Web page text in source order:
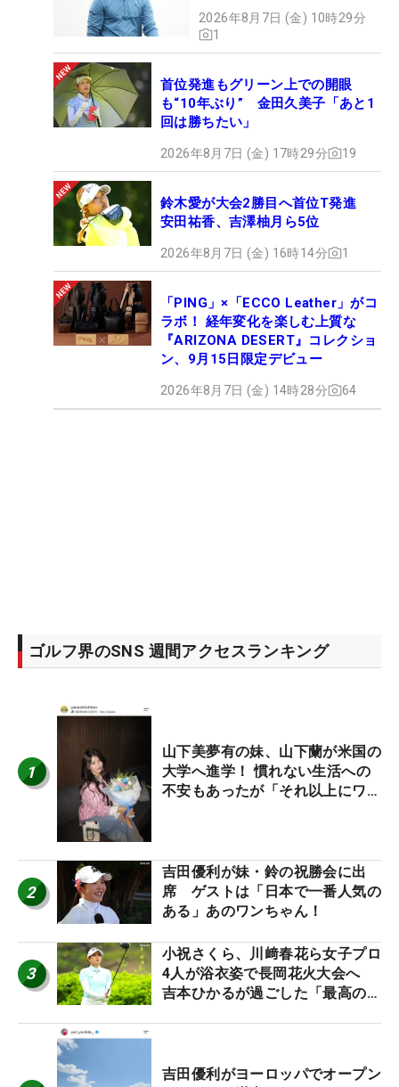
2026年8月7日 (金) 10時29分
1
首位発進もグリーン上での開眼
も“10年ぶり” 金田久美子「あと1
回は勝ちたい」
2026年8月7日 (金) 17時29分 19
鈴木愛が大会2勝目へ首位T発進
安田祐香、吉澤柚月ら5位
2026年8月7日 (金) 16時14分 1
「PING」×「ECCO Leather」がコ
ラボ！ 経年変化を楽しむ上質な
『ARIZONA DESERT』コレクショ
ン、9月15日限定デビュー
2026年8月7日 (金) 14時28分 64
ゴルフ界のSNS 週間アクセスランキング
1
山下美夢有の妹、山下蘭が米国の
大学へ進学！ 慣れない生活への
不安もあったが「それ以上にワク
2
吉田優利が妹・鈴の祝勝会に出
席 ゲストは「日本で一番人気の
ある」あのワンちゃん！
3
小祝さくら、川﨑春花ら女子プロ
4人が浴衣姿で長岡花火大会へ
吉本ひかるが過ごした「最高の夏
吉田優利がヨーロッパでオープン